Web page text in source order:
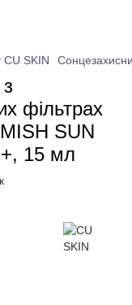
CU SKIN
фільтрах
SUN
15 мл